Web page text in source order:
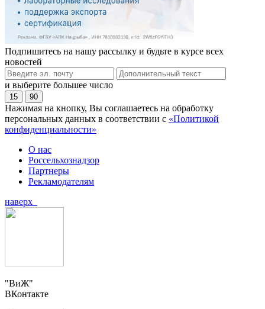
Подпишитесь на нашу рассылку и будьте в курсе всех
новостей
и выберите большее число
15 90
Нажимая на кнопку, Вы соглашаетесь на обработку
персональных данных в соответствии с «Политикой
конфиденциальности»
О нас
Россельхознадзор
Партнеры
Рекламодателям
наверх
"ВиЖ"
ВКонтакте